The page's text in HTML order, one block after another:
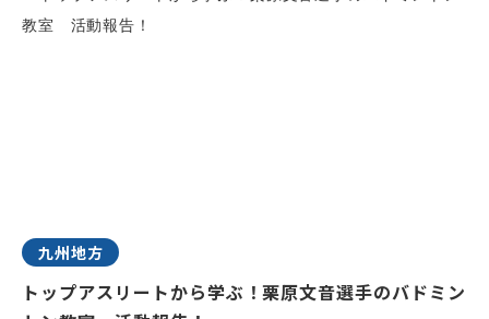
九州地方
トップアスリートから学ぶ！栗原文音選手のバドミン